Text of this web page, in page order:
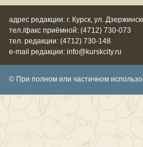
адрес редакции: г. Курск, ул.
тел./факс приёмной: (4712) 730-073
тел. редакции: (4712) 730-148
e-mail редакции: info@kurskcity.ru
© При полном или частичном